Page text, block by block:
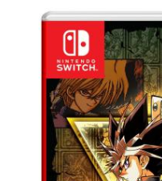
Bilder